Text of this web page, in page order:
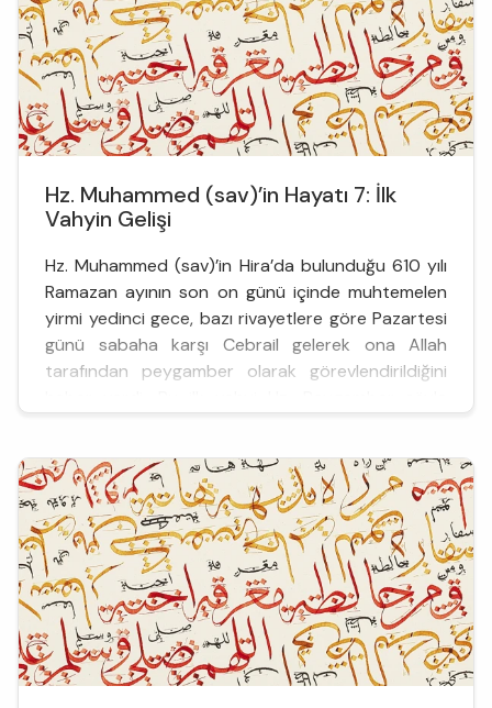
Hz. Muhammed (sav)’in Hayatı 7: İlk
Vahyin Gelişi
Hz. Muhammed (sav)’in Hira’da bulunduğu 610 yılı
Ramazan ayının son on günü içinde muhtemelen
yirmi yedinci gece, bazı rivayetlere göre Pazartesi
günü sabaha karşı Cebrail gelerek ona Allah
tarafından peygamber olarak görevlendirildiğini
Bunun üzerine melek ...